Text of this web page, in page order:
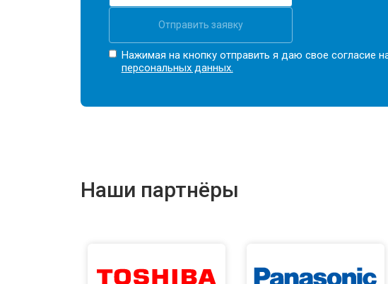
Отправить заявку
Нажимая на кнопку отправить я даю свое согласие
персональных данных.
Наши партнёры